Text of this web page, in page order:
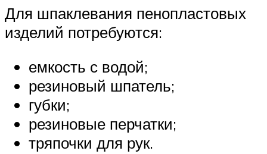
Для шпаклевания пенопластовых
изделий потребуются:
емкость с водой;
резиновый шпатель;
губки;
резиновые перчатки;
тряпочки для рук.